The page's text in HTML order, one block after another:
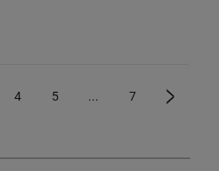
4 5 ... 7